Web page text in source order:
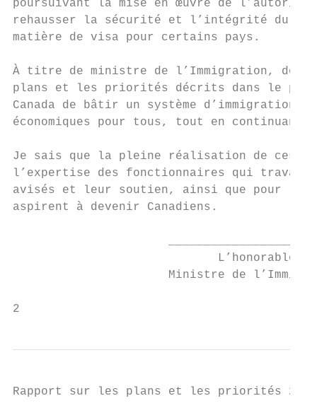
poursuivant la mise en œuvre de
rehausser la sécurité et l’intégrité du
matière de visa pour certains pays.
À titre de ministre de l’Immigration, des
plans et les priorités décrits dans le
Canada de bâtir un système d’immigration
économiques pour tous, tout en
Je sais que la pleine réalisation de ces
l’expertise des fonctionnaires qui
avisés et leur soutien, ainsi que pour leur
aspirent à devenir Canadiens.
L’honorable
Ministre de
2
Rapport sur les plans et les priorités